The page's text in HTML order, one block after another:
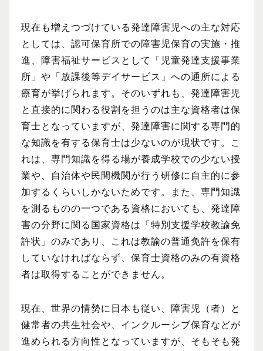
現在も増えつづけている発達障害児への主な対応
としては、認可保育所での障害児保育の実施・推
進、障害福祉サービスとして「児童発達支援事業
所」や「放課後等デイサービス」への通所による
療育が挙げられます。そのいずれも、発達障害児
と直接的に関わる役割を担うのは主な資格者は保
育士となっていますが、発達障害に関する専門的
な知識を有する保育士は少ないのが現状です。こ
れは、専門知識を得る場が養成学校での少ない授
業や、自治体や民間機関が行う研修に自主的に参
加するくらいしかないためです。また、専門知識
を測るものの一つである資格においても、発達障
害の分野に関る国家資格は「特別支援学校教諭免
許状」のみであり、これは教諭の普通免許を保有
していなければならず、保育士資格のみの有資格
者は取得することができません。
現在、世界の情勢に日本も従い、障害児（者）と
健常者の共生社会や、インクルーシブ保育などが
進められる方向性となっていますが、そもそも発